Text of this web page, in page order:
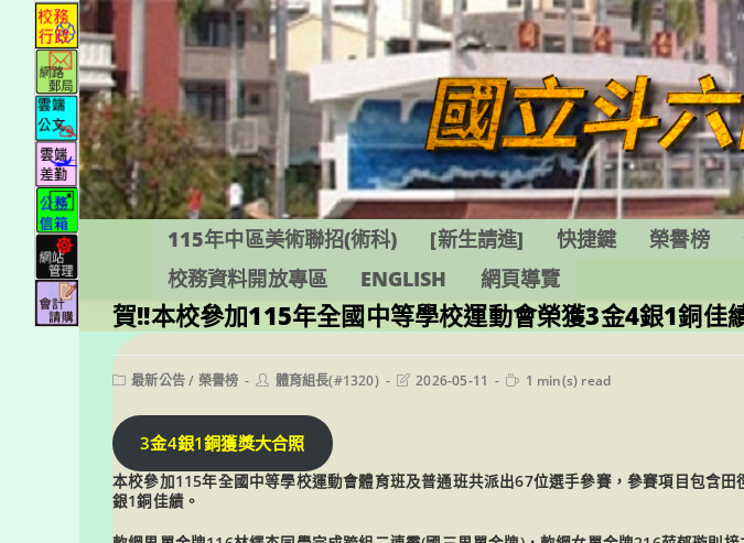
115年中區美術聯招(術科) [新生請進] 快捷鍵 榮譽榜
校務資料開放專區
ENGLISH 網頁導覽
賀!!本校參加115年全國中等學校運動會榮獲3金4銀1銅佳
Post最新公告/ 榮譽榜
Post體育組長(#1320)
Post2026-05-11
Reading
1 min(s) read
3金4銀1銅獲獎大合照
本校參加115年全國中等學校運動會體育班及普通班共派出67位選手參賽，參賽項目包含
銀1銅佳績。